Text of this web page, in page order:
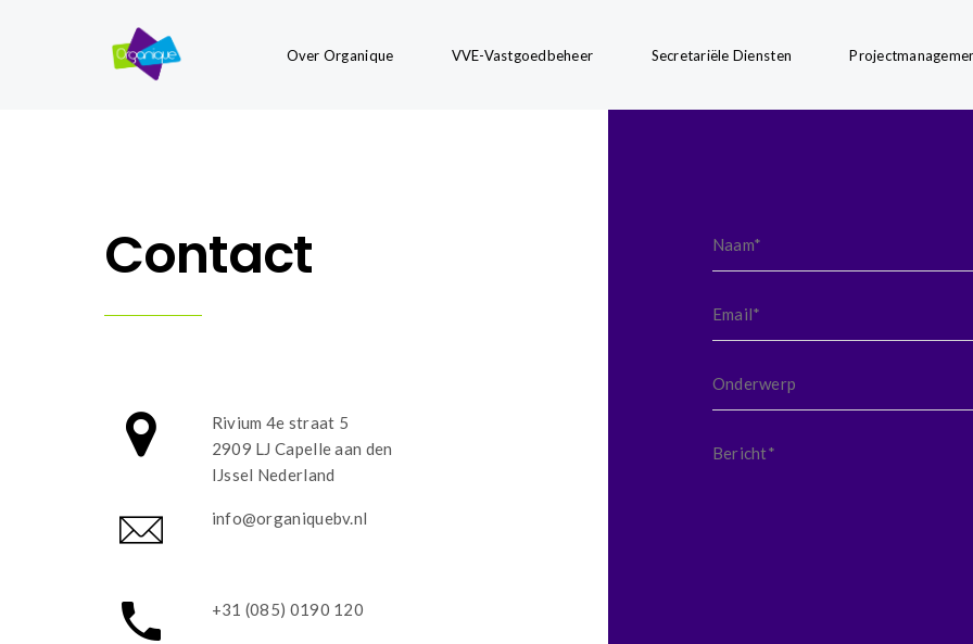
Over Organique VVE-Vastgoedbeheer Secretariële Diensten
Contact
Rivium 4e straat 5
2909 LJ Capelle aan den
IJssel Nederland
info@organiquebv.nl
+31 (085) 0190 120